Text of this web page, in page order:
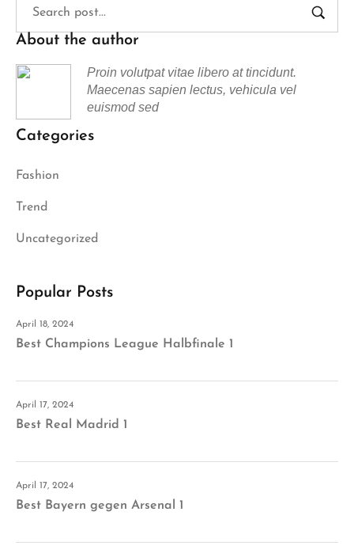
About the author
Proin volutpat vitae libero at tincidunt.
Maecenas sapien lectus, vehicula vel
euismod sed
Categories
Fashion
Trend
Uncategorized
Popular Posts
April 18, 2024
Best Champions League Halbfinale 1
April 17, 2024
Best Real Madrid 1
April 17, 2024
Best Bayern gegen Arsenal 1